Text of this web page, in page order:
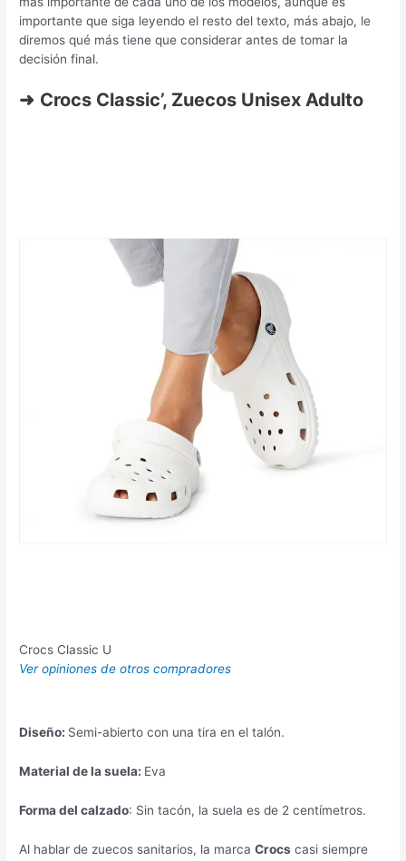
importante que siga leyendo el resto del texto, más abajo, le
diremos qué más tiene que considerar antes de tomar la
decisión final.
➜ Crocs Classic’, Zuecos Unisex Adulto
Crocs Classic U
Ver opiniones de otros compradores
Diseño: Semi-abierto con una tira en el talón.
Material de la suela: Eva
Forma del calzado: Sin tacón, la suela es de 2 centímetros.
Al hablar de zuecos sanitarios, la marcaCrocs casi siempre